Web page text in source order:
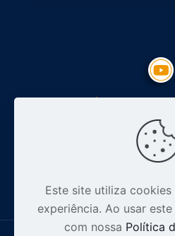
Inscreva-se
Este site utiliza cookies
experiência. Ao usar
com nossa Política